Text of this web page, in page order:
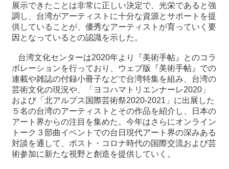
展示できたことは非常に正しい決定で、光栄であると強
調し、台湾がアーティストに十分な資源とサポートを提
供していることが、優秀なアーティストが育っていく要
因となっているとの認識を示した。
台湾文化センターは2020年より『美術手帖』とのコラ
ボレーションを行っており、ウェブ版『美術手帖』での
連載や雑誌の付録小冊子などで台湾特集を組み、台湾の
芸術文化の現況や、「ヨコハマトリエンナーレ2020」
および「北アルプス国際芸術祭2020-2021」に出展した
５名の台湾のアーティストとその作品を紹介し、日本の
アート界からの注目を集めた。今年はさらにオンライン
トーク３部曲イベントでの台日現代アート界の深みある
対談を通して、ポスト・コロナ時代の国際交流および芸
術参加に新たな視野と創造を提供していく。